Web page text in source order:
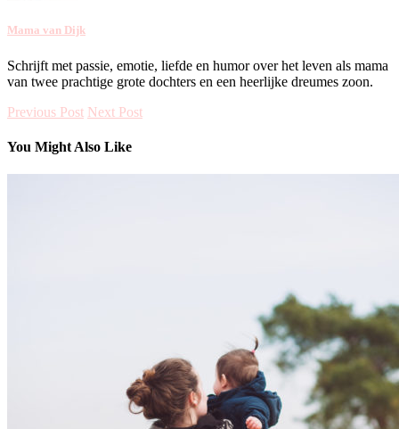
Mama van Dijk
Schrijft met passie, emotie, liefde en humor over het leven als mama
van twee prachtige grote dochters en een heerlijke dreumes zoon.
Previous Post Next Post
You Might Also Like